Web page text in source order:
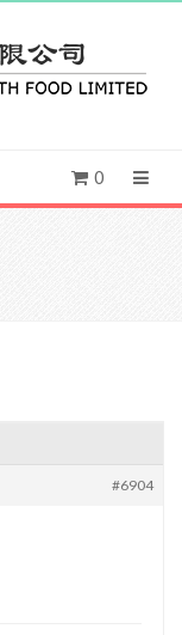
0
#6904